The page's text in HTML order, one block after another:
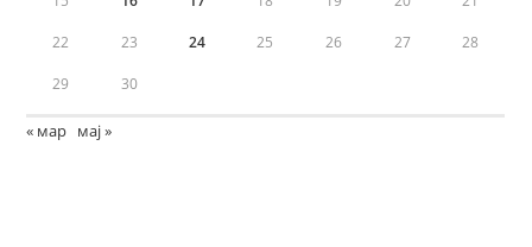
22 23 24 25 26 27 28
29 30
« мар мај »